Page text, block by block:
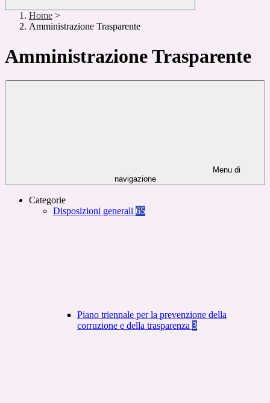
Home >
Amministrazione Trasparente
Amministrazione Trasparente
Menu di
navigazione
Categorie
Disposizioni generali 65
Piano triennale per la prevenzione della
corruzione e della trasparenza 3